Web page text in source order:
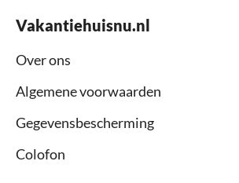
Vakantiehuisnu.nl
Over ons
Algemene voorwaarden
Gegevensbescherming
Colofon